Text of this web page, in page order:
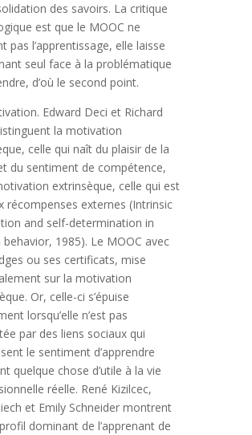
des savoirs. La critique
est que le MOOC ne
pas l’apprentissage, elle laisse
seul face à la problématique
d’où le second point.
Edward Deci et Richard
la motivation
celle qui naît du plaisir de la
du sentiment de compétence,
extrinsèque, celle qui est
récompenses externes (Intrinsic
and self-determination in
1985). Le MOOC avec
ou ses certificats, mise
sur la motivation
Or, celle-ci s’épuise
lorsqu’elle n’est pas
par des liens sociaux qui
le sentiment d’apprendre
quelque chose d’utile à la vie
réelle. René Kizilcec,
et Emily Schneider montrent
dominant de l’apprenant de